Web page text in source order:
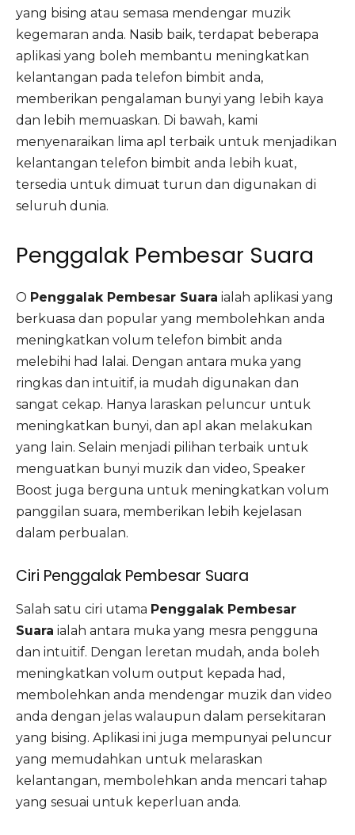
yang bising atau semasa mendengar muzik
kegemaran anda. Nasib baik, terdapat beberapa
aplikasi yang boleh membantu meningkatkan
kelantangan pada telefon bimbit anda,
memberikan pengalaman bunyi yang lebih kaya
dan lebih memuaskan. Di bawah, kami
menyenaraikan lima apl terbaik untuk menjadikan
kelantangan telefon bimbit anda lebih kuat,
tersedia untuk dimuat turun dan digunakan di
seluruh dunia.
Penggalak Pembesar Suara
O Penggalak Pembesar Suara ialah aplikasi yang
berkuasa dan popular yang membolehkan anda
meningkatkan volum telefon bimbit anda
melebihi had lalai. Dengan antara muka yang
ringkas dan intuitif, ia mudah digunakan dan
sangat cekap. Hanya laraskan peluncur untuk
meningkatkan bunyi, dan apl akan melakukan
yang lain. Selain menjadi pilihan terbaik untuk
menguatkan bunyi muzik dan video, Speaker
Boost juga berguna untuk meningkatkan volum
panggilan suara, memberikan lebih kejelasan
dalam perbualan.
Ciri Penggalak Pembesar Suara
Salah satu ciri utama Penggalak Pembesar
Suara ialah antara muka yang mesra pengguna
dan intuitif. Dengan leretan mudah, anda boleh
meningkatkan volum output kepada had,
membolehkan anda mendengar muzik dan video
anda dengan jelas walaupun dalam persekitaran
yang bising. Aplikasi ini juga mempunyai peluncur
yang memudahkan untuk melaraskan
kelantangan, membolehkan anda mencari tahap
yang sesuai untuk keperluan anda.